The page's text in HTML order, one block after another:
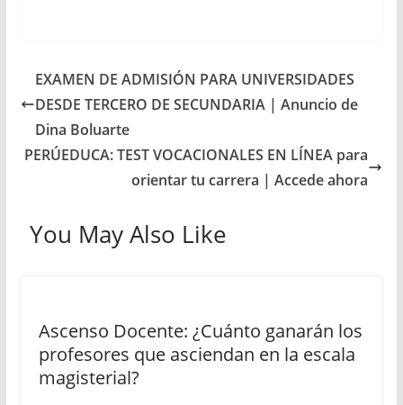
EXAMEN DE ADMISIÓN PARA UNIVERSIDADES
DESDE TERCERO DE SECUNDARIA | Anuncio de
Dina Boluarte
PERÚEDUCA: TEST VOCACIONALES EN LÍNEA para
orientar tu carrera | Accede ahora
You May Also Like
Ascenso Docente: ¿Cuánto ganarán los
profesores que asciendan en la escala
magisterial?